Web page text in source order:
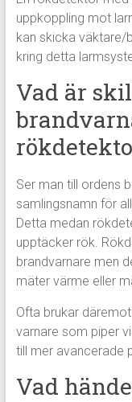
uppkoppling mot
kan skicka väktare/
kring detta
Vad är
Ser man till ordens
samlingsnamn för
Detta medan
upptäcker rök.
brandvarnare men
mäter värme eller
Ofta brukar
varnare som piper
till mer avancerade
Vad